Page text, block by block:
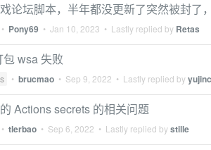
论坛脚本，半年都没更新了突然被封了
• Pony69 • Jan 10, 2023 • Lastly replied by Retas
wsa 失败
• brucmao • Sep 9, 2022 • Lastly replied by
Actions secrets 的相关问题
• tlerbao • Sep 6, 2022 • Lastly replied bystille